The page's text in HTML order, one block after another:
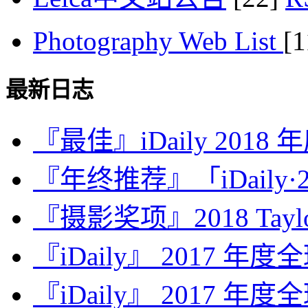
Photography Web List
最新日志
『最佳』iDaily 2018
『年终推荐』「
『摄影奖项』2018
『iDaily』 2017 年度
『iDaily』 2017 年度